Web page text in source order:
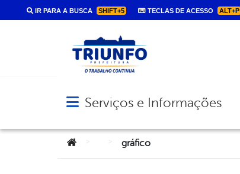
IR PARA A BUSCA SHIFT+5 TECLAS DE ACESSO ALT+P
Abrir menu principal de navegação
Serviços e Informações
Você está aqui:gráfico